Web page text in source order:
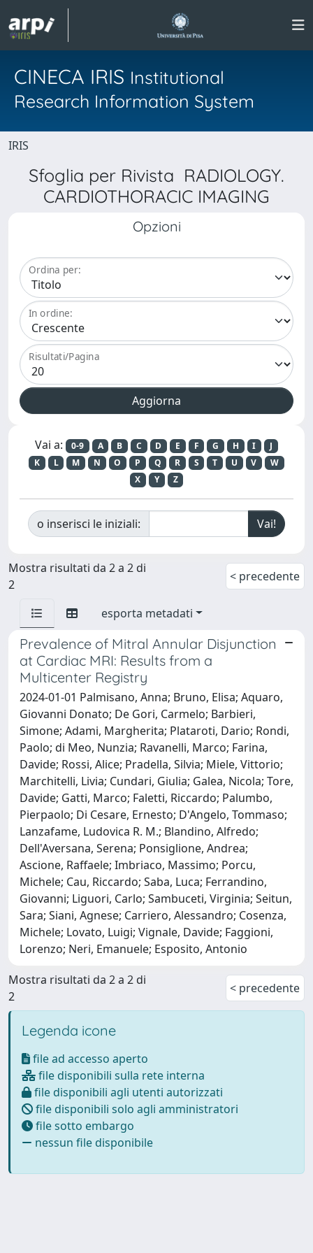
CINECA IRIS Institutional
Research Information System
IRIS
Sfoglia per Rivista RADIOLOGY.
CARDIOTHORACIC IMAGING
Opzioni
Ordina per:
In ordine:
Risultati/Pagina
Vai a: 0-9 A B C D E F G H I
J
K
L M N O P Q R S T U V
W
X
Y Z
o inserisci le iniziali:
Mostra risultati da 2 a 2 di
2
< precedente
esporta metadati
Prevalence of Mitral Annular Disjunction
at Cardiac MRI: Results from a
Multicenter Registry
2024-01-01 Palmisano, Anna; Bruno, Elisa; Aquaro,
Giovanni Donato; De Gori, Carmelo; Barbieri,
Simone; Adami, Margherita; Plataroti, Dario; Rondi,
Paolo; di Meo, Nunzia; Ravanelli, Marco; Farina,
Davide; Rossi, Alice; Pradella, Silvia; Miele, Vittorio;
Marchitelli, Livia; Cundari, Giulia; Galea, Nicola; Tore,
Davide; Gatti, Marco; Faletti, Riccardo; Palumbo,
Pierpaolo; Di Cesare, Ernesto; D'Angelo, Tommaso;
Lanzafame, Ludovica R. M.; Blandino, Alfredo;
Dell'Aversana, Serena; Ponsiglione, Andrea;
Ascione, Raffaele; Imbriaco, Massimo; Porcu,
Michele; Cau, Riccardo; Saba, Luca; Ferrandino,
Giovanni; Liguori, Carlo; Sambuceti, Virginia; Seitun,
Sara; Siani, Agnese; Carriero, Alessandro; Cosenza,
Michele; Lovato, Luigi; Vignale, Davide; Faggioni,
Lorenzo; Neri, Emanuele; Esposito, Antonio
Mostra risultati da 2 a 2 di
2
< precedente
Legenda icone
file ad accesso aperto
file disponibili sulla rete interna
file disponibili agli utenti autorizzati
file disponibili solo agli amministratori
file sotto embargo
nessun file disponibile